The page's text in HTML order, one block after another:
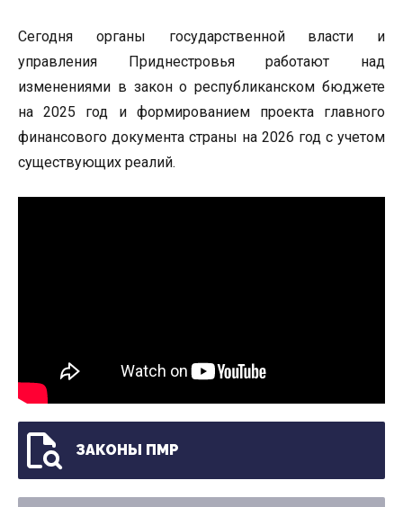
Сегодня органы государственной власти и
управления Приднестровья работают над
изменениями в закон о республиканском бюджете
на 2025 год и формированием проекта главного
финансового документа страны на 2026 год с учетом
существующих реалий.
ЗАКОНЫ ПМР